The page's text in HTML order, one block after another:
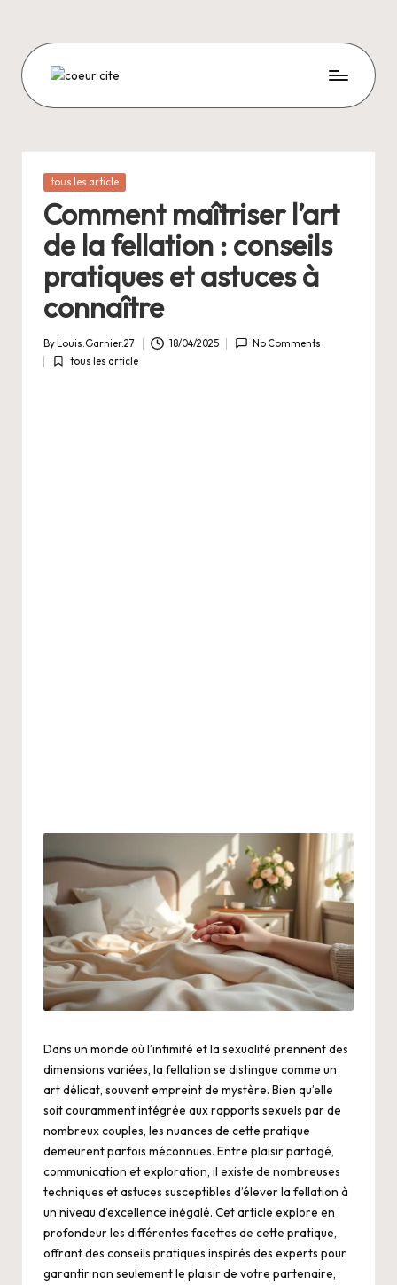
content
C
E
U
R
C
I
T
E
Posted
tous les article
Comment maîtriser l’art
de la fellation : conseils
pratiques et astuces à
connaître
Posted
by
By Louis.Garnier.27 18/04/2025 No Comments
Posted
tous les article
Dans un monde où l’intimité et la sexualité prennent des
dimensions variées, la fellation se distingue comme un
art délicat, souvent empreint de mystère. Bien qu’elle
soit couramment intégrée aux rapports sexuels par de
nombreux couples, les nuances de cette pratique
demeurent parfois méconnues. Entre plaisir partagé,
communication et exploration, il existe de nombreuses
techniques et astuces susceptibles d’élever la fellation à
un niveau d’excellence inégalé. Cet article explore en
profondeur les différentes facettes de cette pratique,
offrant des conseils pratiques inspirés des experts pour
garantir non seulement le plaisir de votre partenaire,